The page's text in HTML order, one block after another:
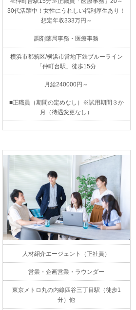
30代活躍中！女性にうれしい福利厚生あり！
想定年収333万円～
調剤薬局事務・医療事務
横浜市都筑区/横浜市営地下鉄ブルーライン
「仲町台駅」徒歩15分
月給240000円～
■正職員（期間の定めなし）※試用期間３か
月（待遇変更なし）
人材紹介エージェント（正社員）
営業・企画営業・ラウンダー
東京メトロ丸の内線四谷三丁目駅（徒歩1
分）他